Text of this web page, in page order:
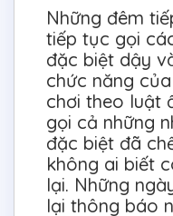
Những đêm
tiếp tục gọi
đặc biệt dậy
chức năng
chơi theo luật
gọi cả những
đặc biệt đã
không ai biết
lại. Những
lại thông báo